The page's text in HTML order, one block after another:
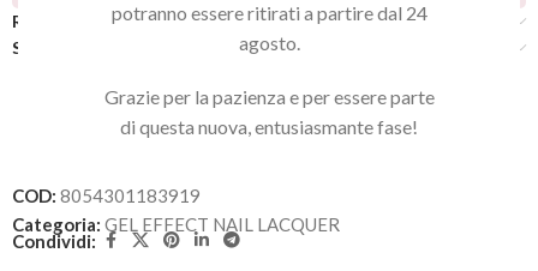
potranno essere ritirati a partire dal 24
agosto.
Grazie per la pazienza e per essere parte
di questa nuova, entusiasmante fase!
Recensioni (0)
Spedizione
COD: 8054301183919
Categoria: GEL EFFECT NAIL LACQUER
Condividi: